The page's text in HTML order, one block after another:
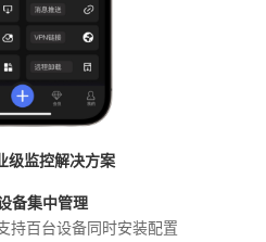
级监控解决方案
备集中管理
持百台设备同时安装配置